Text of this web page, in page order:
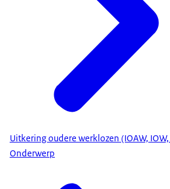
Uitkering oudere werklozen (IOAW, IOW,
Onderwerp